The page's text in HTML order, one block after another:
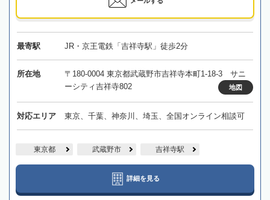
最寄駅 JR・京王電鉄「吉祥寺駅」徒歩2分
所在地
〒180-0004 東京都武蔵野市吉祥寺本町1-18-3 サニ
ーシティ吉祥寺802
地図
対応エリア 東京、千葉、神奈川、埼玉、全国オンライン相談可
東京都 武蔵野市 吉祥寺駅
詳細を見る